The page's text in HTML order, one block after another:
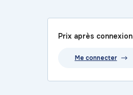
Prix après connexion
Me connecter